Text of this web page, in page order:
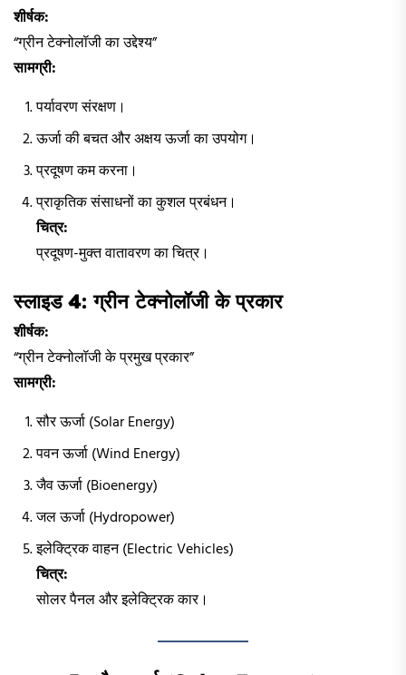
शीर्षक:
“ग्रीन टेक्नोलॉजी का उद्देश्य”
सामग्री:
पर्यावरण संरक्षण।
ऊर्जा की बचत और अक्षय ऊर्जा का उपयोग।
प्रदूषण कम करना।
प्राकृतिक संसाधनों का कुशल प्रबंधन।
चित्र:
प्रदूषण-मुक्त वातावरण का चित्र।
स्लाइड 4: ग्रीन टेक्नोलॉजी के प्रकार
शीर्षक:
“ग्रीन टेक्नोलॉजी के प्रमुख प्रकार”
सामग्री:
सौर ऊर्जा (Solar Energy)
पवन ऊर्जा (Wind Energy)
जैव ऊर्जा (Bioenergy)
जल ऊर्जा (Hydropower)
इलेक्ट्रिक वाहन (Electric Vehicles)
चित्र:
सोलर पैनल और इलेक्ट्रिक कार।